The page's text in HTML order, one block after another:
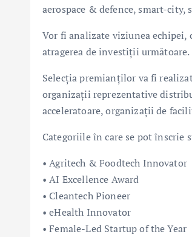
aerospace & defence, smart-
Vor fi analizate viziunea echipei,
atragerea de investiții următoare.
Selecția premianților va fi
organizații reprezentative
acceleratoare, organizații de
Categoriile în care se pot înscrie
• Agritech & Foodtech Innovator
• AI Excellence Award
• Cleantech Pioneer
• eHealth Innovator
• Female-Led Startup of the Year